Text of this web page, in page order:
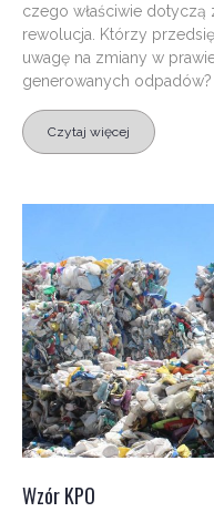
czego właściwie dotyczą
rewolucja. Którzy
uwagę na zmiany w
generowanych odpadów?
Czytaj więcej
Wzór KPO